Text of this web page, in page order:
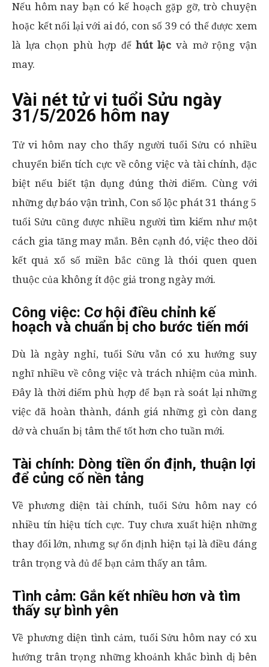
Nếu hôm nay bạn có kế hoạch gặp gỡ, trò chuyện
hoặc kết nối lại với ai đó, con số 39 có thể được xem
là lựa chọn phù hợp đểhút lộc và mở rộng vận
may.
Vài nét tử vi tuổi Sửu ngày
31/5/2026 hôm nay
Tử vi hôm nay cho thấy người tuổi Sửu có nhiều
chuyển biến tích cực về công việc và tài chính, đặc
biệt nếu biết tận dụng đúng thời điểm. Cùng với
những dự báo vận trình, Con số lộc phát 31 tháng 5
tuổi Sửu cũng được nhiều người tìm kiếm như một
cách gia tăng may mắn. Bên cạnh đó, việc theo dõi
kết quả xổ số miền bắc cũng là thói quen quen
thuộc của không ít độc giả trong ngày mới.
Công việc: Cơ hội điều chỉnh kế
hoạch và chuẩn bị cho bước tiến mới
Dù là ngày nghỉ, tuổi Sửu vẫn có xu hướng suy
nghĩ nhiều về công việc và trách nhiệm của mình.
Đây là thời điểm phù hợp để bạn rà soát lại những
việc đã hoàn thành, đánh giá những gì còn dang
dở và chuẩn bị tâm thế tốt hơn cho tuần mới.
Tài chính: Dòng tiền ổn định, thuận lợi
để củng cố nền tảng
Về phương diện tài chính, tuổi Sửu hôm nay có
nhiều tín hiệu tích cực. Tuy chưa xuất hiện những
thay đổi lớn, nhưng sự ổn định hiện tại là điều đáng
trân trọng và đủ để bạn cảm thấy an tâm.
Tình cảm: Gắn kết nhiều hơn và tìm
thấy sự bình yên
Về phương diện tình cảm, tuổi Sửu hôm nay có xu
hướng trân trọng những khoảnh khắc bình dị bên